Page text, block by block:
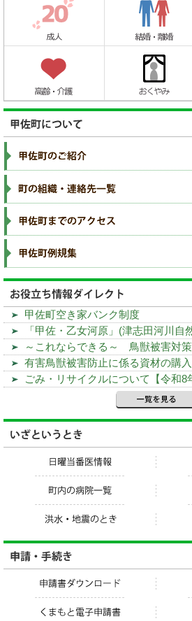
甲佐町空き家バンク制度
「甲佐・乙女河原」(津志田河川自
～これならできる～ 鳥獣被害対策
有害鳥獣被害防止に係る資材の購
ごみ・リサイクルについて【令和8